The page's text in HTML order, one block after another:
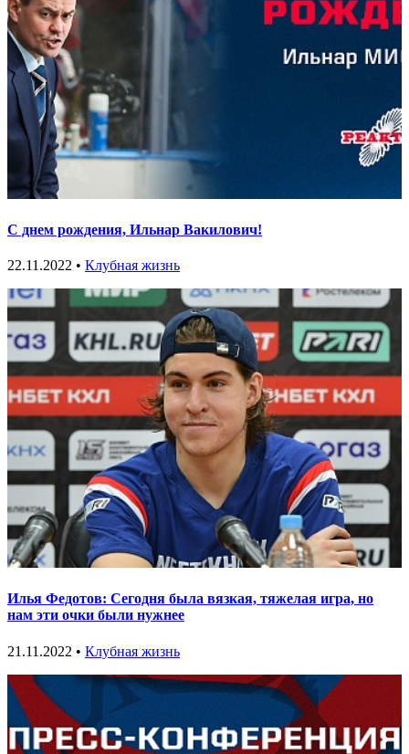
С днем рождения, Ильнар Вакилович!
22.11.2022 • Клубная жизнь
Илья Федотов: Сегодня была вязкая, тяжелая игра, но
нам эти очки были нужнее
21.11.2022 • Клубная жизнь